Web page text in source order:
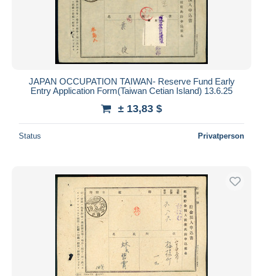
JAPAN OCCUPATION TAIWAN- Reserve Fund Early
Entry Application Form(Taiwan Cetian Island) 13.6.25
± 13,83 $
Status Privatperson